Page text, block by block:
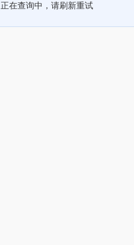
正在查询中，请刷新重试